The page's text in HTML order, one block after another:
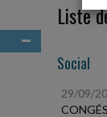
Liste
Social
29/09/